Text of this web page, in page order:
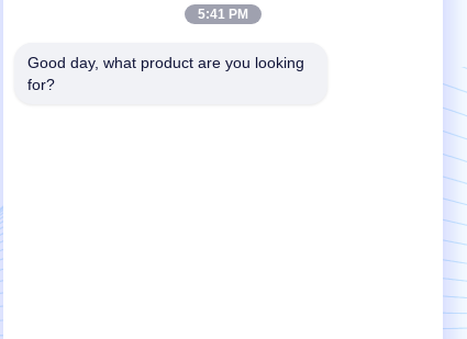
5:41 PM
Good day, what product are you looking
for?